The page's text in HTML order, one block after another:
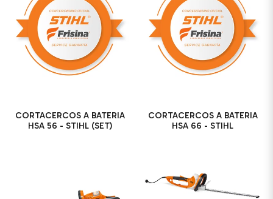
CORTACERCOS A BATERIA
HSA 56 - STIHL (SET)
CORTACERCOS A BATERIA
HSA 66 - STIHL